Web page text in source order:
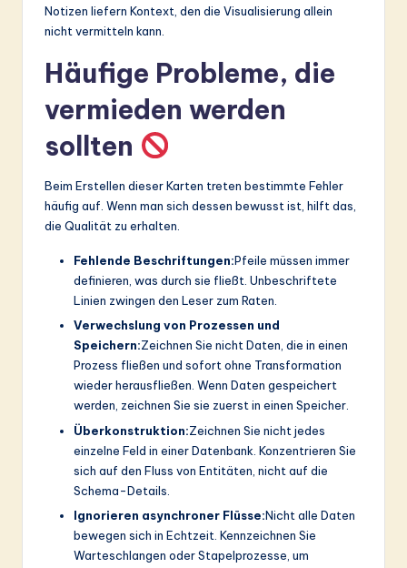
Notizen liefern Kontext, den die Visualisierung allein
nicht vermitteln kann.
Häufige Probleme, die
vermieden werden
sollten
Beim Erstellen dieser Karten treten bestimmte Fehler
häufig auf. Wenn man sich dessen bewusst ist, hilft das,
die Qualität zu erhalten.
Fehlende Beschriftungen:Pfeile müssen immer
definieren, was durch sie fließt. Unbeschriftete
Linien zwingen den Leser zum Raten.
Verwechslung von Prozessen und
Speichern:Zeichnen Sie nicht Daten, die in einen
Prozess fließen und sofort ohne Transformation
wieder herausfließen. Wenn Daten gespeichert
werden, zeichnen Sie sie zuerst in einen Speicher.
Überkonstruktion:Zeichnen Sie nicht jedes
einzelne Feld in einer Datenbank. Konzentrieren Sie
sich auf den Fluss von Entitäten, nicht auf die
Schema-Details.
Ignorieren asynchroner Flüsse:Nicht alle Daten
bewegen sich in Echtzeit. Kennzeichnen Sie
Warteschlangen oder Stapelprozesse, um